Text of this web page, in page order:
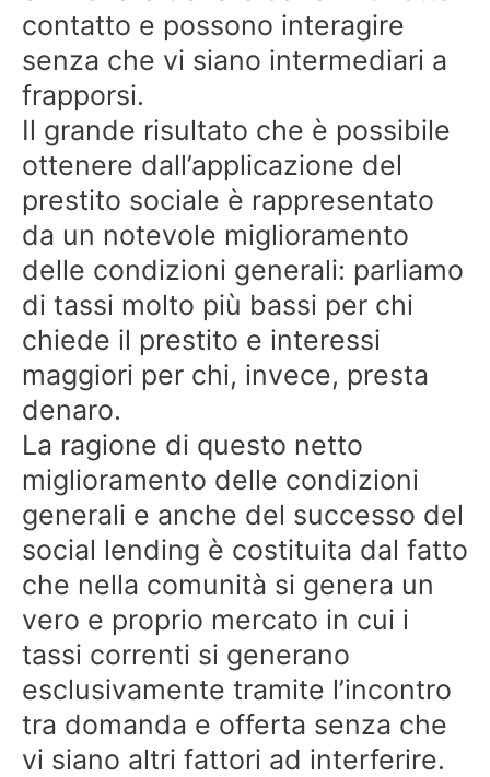
contatto e possono interagire
senza che vi siano intermediari a
frapporsi.
Il grande risultato che è possibile
ottenere dall’applicazione del
prestito sociale è rappresentato
da un notevole miglioramento
delle condizioni generali: parliamo
di tassi molto più bassi per chi
chiede il prestito e interessi
maggiori per chi, invece, presta
denaro.
La ragione di questo netto
miglioramento delle condizioni
generali e anche del successo del
social lending è costituita dal fatto
che nella comunità si genera un
vero e proprio mercato in cui i
tassi correnti si generano
esclusivamente tramite l’incontro
tra domanda e offerta senza che
vi siano altri fattori ad interferire.